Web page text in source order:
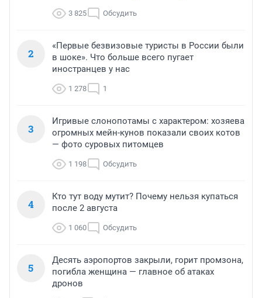
3 825 Обсудить
2
«Первые безвизовые туристы в России были
в шоке». Что больше всего пугает
иностранцев у нас
1 278 1
3
Игривые слонопотамы с характером: хозяева
огромных мейн-кунов показали своих котов
— фото суровых питомцев
1 198 Обсудить
4
Кто тут воду мутит? Почему нельзя купаться
после 2 августа
1 060 Обсудить
5
Десять аэропортов закрыли, горит промзона,
погибла женщина — главное об атаках
дронов